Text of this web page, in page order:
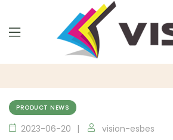
PRODUCT NEWS
2023-06-20 vision-esbes